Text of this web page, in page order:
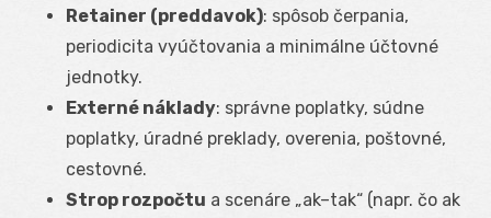
Retainer (preddavok): spôsob čerpania,
periodicita vyúčtovania a minimálne účtovné
jednotky.
Externé náklady: správne poplatky, súdne
poplatky, úradné preklady, overenia, poštovné,
cestovné.
Strop rozpočtu a scenáre „ak–tak“ (napr. čo ak